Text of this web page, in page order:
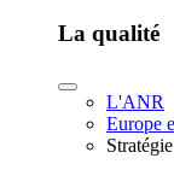
La qualité
L'ANR
Europe